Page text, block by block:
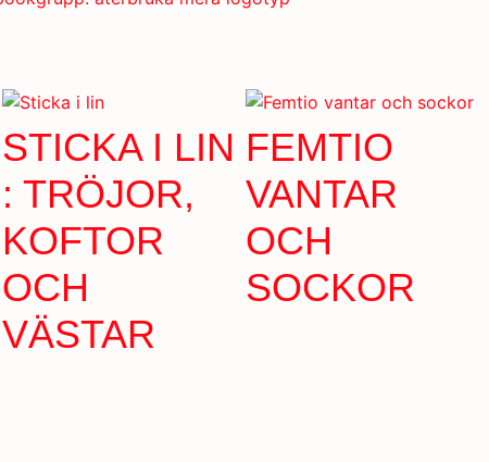
STICKA I LIN
: TRÖJOR,
KOFTOR
OCH
VÄSTAR
FEMTIO
VANTAR
OCH
SOCKOR